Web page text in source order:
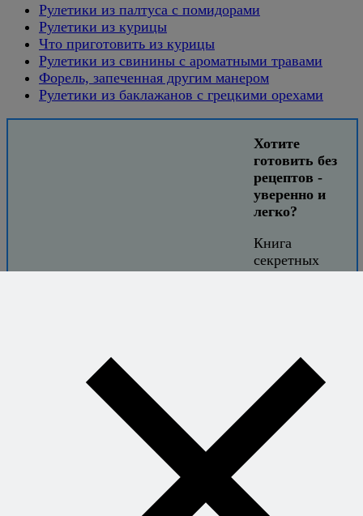
Рулетики из палтуса с помидорами
Рулетики из курицы
Что приготовить из курицы
Рулетики из свинины с ароматными травами
Форель, запеченная другим манером
Рулетики из баклажанов с грецкими орехами
Хотите
готовить без
рецептов -
уверенно и
легко?
Книга
секретных
сочетаний
и знать, что всё
получится.